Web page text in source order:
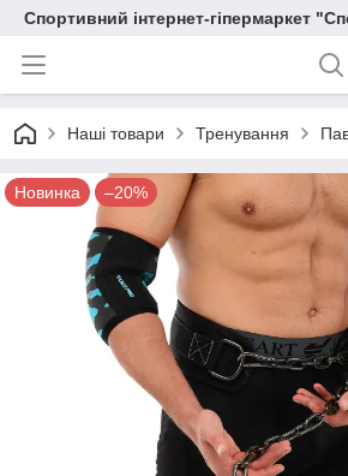
Спортивний інтернет-гіпермаркет
Наші товари Тренування
Новинка –20%